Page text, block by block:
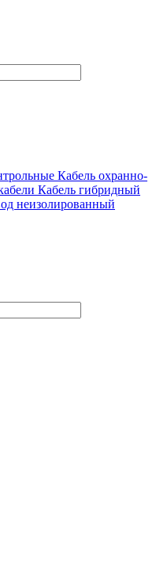
Кабель охранно-
Кабель гибридный
неизолированный